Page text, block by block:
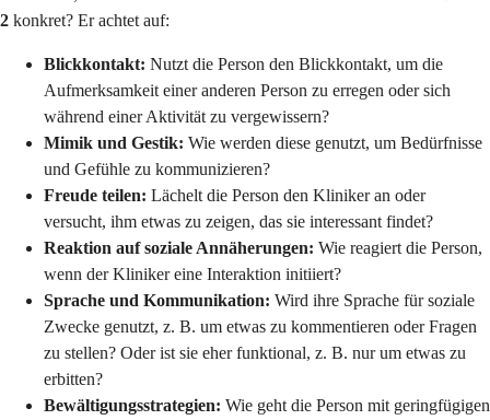
2 konkret? Er achtet auf:
Blickkontakt: Nutzt die Person den Blickkontakt, um die
Aufmerksamkeit einer anderen Person zu erregen oder sich
während einer Aktivität zu vergewissern?
Mimik und Gestik: Wie werden diese genutzt, um Bedürfnisse
und Gefühle zu kommunizieren?
Freude teilen: Lächelt die Person den Kliniker an oder
versucht, ihm etwas zu zeigen, das sie interessant findet?
Reaktion auf soziale Annäherungen: Wie reagiert die Person,
wenn der Kliniker eine Interaktion initiiert?
Sprache und Kommunikation: Wird ihre Sprache für soziale
Zwecke genutzt, z. B. um etwas zu kommentieren oder Fragen
zu stellen? Oder ist sie eher funktional, z. B. nur um etwas zu
erbitten?
Bewältigungsstrategien: Wie geht die Person mit geringfügigen